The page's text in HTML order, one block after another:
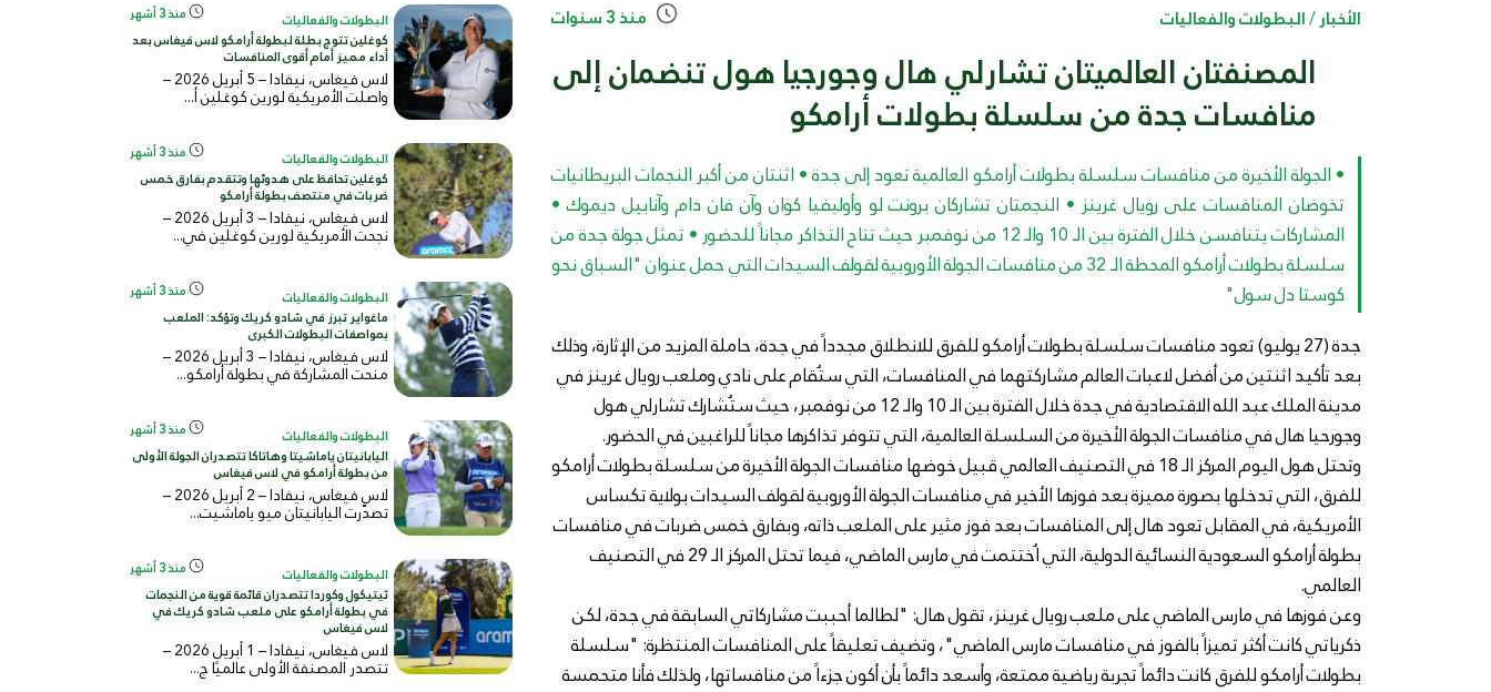
الأخبار/البطولات والفعاليات منذ 3 سنوات
المصنفتان العالميتان تشارلي هال وجورجيا هول تنضمان إلى
منافسات جدة من سلسلة بطولات أرامكو
• الجولة الأخيرة من منافسات سلسلة بطولات أرامكو العالمية تعود إلى جدة • اثنتان من أكبر النجمات البريطانيات
تخوضان المنافسات على رويال غرينز • النجمتان تشاركان برونت لو وأوليفيا كوان وآن فان دام وآنابيل ديموك •
المشاركات يتنافسن خلال الفترة بين الـ 10 والـ 12 من نوفمبر حيث تتاح التذاكر مجاناً للحضور • تمثل جولة جدة من
سلسلة بطولات أرامكو المحطة الـ 32 من منافسات الجولة الأوروبية لقولف السيدات التي حمل عنوان "السباق نحو
كوستا دل سول"
جدة (27 يوليو) تعود منافسات سلسلة بطولات أرامكو للفرق للانطلاق مجدداً في جدة، حاملة المزيد من الإثارة، وذلك
بعد تأكيد اثنتين من أفضل لاعبات العالم مشاركتهما في المنافسات، التي ستُقام على نادي وملعب رويال غرينز في
مدينة الملك عبد الله الاقتصادية في جدة خلال الفترة بين الـ 10 والـ 12 من نوفمبر، حيث ستُشارك تشارلي هول
وجورحيا هال في منافسات الجولة الأخيرة من السلسلة العالمية، التي تتوفر تذاكرها مجاناً للراغبين في الحضور.
وتحتل هول اليوم المركز الـ 18 في التصنيف العالمي قبيل خوضها منافسات الجولة الأخيرة من سلسلة بطولات أرامكو
للفرق، التي تدخلها بصورة مميزة بعد فوزها الأخير في منافسات الجولة الأوروبية لقولف السيدات بولاية تكساس
الأمريكية، في المقابل تعود هال إلى المنافسات بعد فوز مثير على الملعب ذاته، وبفارق خمس ضربات في منافسات
بطولة أرامكو السعودية النسائية الدولية، التي اُختتمت في مارس الماضي، فيما تحتل المركز الـ 29 في التصنيف
العالمي.
وعن فوزها في مارس الماضي على ملعب رويال غرينز، تقول هال: "لطالما أحببت مشاركاتي السابقة في جدة، لكن
ذكرياتي كانت أكثر تميزاً بالفوز في منافسات مارس الماضي"، وتضيف تعليقاً على المنافسات المنتظرة: "سلسلة
بطولات أرامكو للفرق كانت دائماً تجربة رياضية ممتعة، وأسعد دائماً بأن أكون جزءاً من منافساتها، ولذلك فأنا متحمسة
البطولات والفعاليات منذ 3 أشهر
كوغلين تتوج بطلة لبطولة أرامكو لاس فيغاس بعد
أداء مميز أمام أقوى المنافسات
لاس فيغاس، نيفادا – 5 أبريل 2026 –
واصلت الأمريكية لورين كوغلين أ...
البطولات والفعاليات منذ 3 أشهر
كوغلين تحافظ على هدوئها وتتقدم بفارق خمس
ضربات في منتصف بطولة أرامكو
لاس فيغاس، نيفادا – 3 أبريل 2026 –
نجحت الأمريكية لورين كوغلين في...
البطولات والفعاليات منذ 3 أشهر
ماغواير تبرز في شادو كريك وتؤكد: الملعب
بمواصفات البطولات الكبرى
لاس فيغاس، نيفادا – 3 أبريل 2026 –
منحت المشاركة في بطولة أرامكو...
البطولات والفعاليات منذ 3 أشهر
اليابانيتان ياماشيتا وهاتاكا تتصدران الجولة الأولى
من بطولة أرامكو في لاس فيغاس
لاس فيغاس، نيفادا – 2 أبريل 2026 –
تصدّرت اليابانيتان ميو ياماشيت...
البطولات والفعاليات منذ 3 أشهر
ثيتيكول وكوردا تتصدران قائمة قوية من النجمات
في بطولة أرامكو على ملعب شادو كريك في
لاس فيغاس
لاس فيغاس، نيفادا – 1 أبريل 2026 –
تتصدر المصنفة الأولى عالميًا ج...